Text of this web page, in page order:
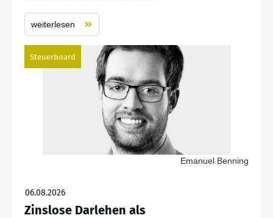
weiterlesen
Steuerboard
Emanuel Benning
06.08.2026
Zinslose Darlehen als